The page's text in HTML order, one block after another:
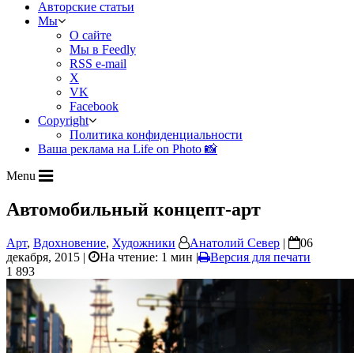
Авторские статьи
Мы
О сайте
Мы в Feedly
RSS e-mail
X
VK
Facebook
Copyright
Политика конфиденциальности
Ваша реклама на Life on Photo 📸
Menu
Автомобильный концепт-арт
Арт, Вдохновение, Художники Анатолий Север |
06
декабря, 2015 |
На чтение: 1 мин |
Версия для печати
1 893